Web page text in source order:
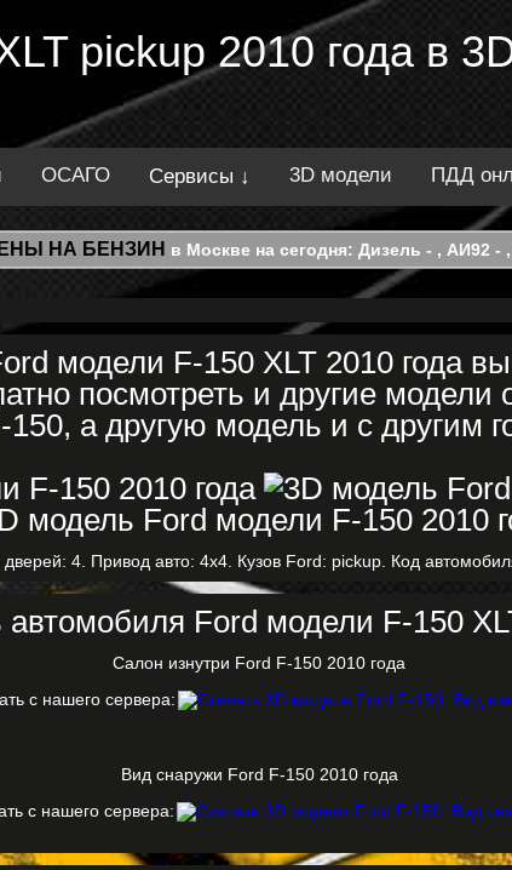
pickup 2010 года в
ОСАГО Сервисы ↓ 3D модели ПДД
НА БЕНЗИН в Москве на сегодня: Дизель - , АИ92 -
модели F-150 XLT 2010 года
посмотреть и другие
а другую модель и с другим
дверей: 4. Привод авто: 4x4. Кузов Ford: pickup. Код
Ford модели F-150
Салон изнутри Ford F-150 2010 года
с нашего сервера:
Вид снаружи Ford F-150 2010 года
с нашего сервера: